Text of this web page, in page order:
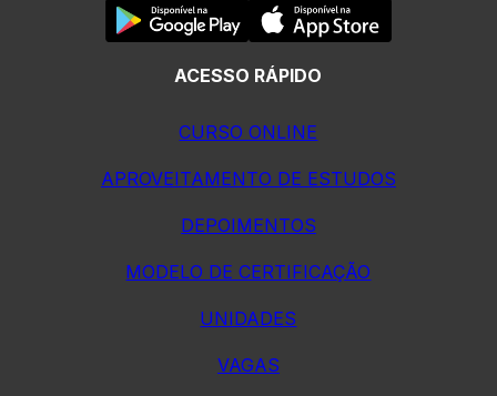
ACESSO RÁPIDO
CURSO ONLINE
APROVEITAMENTO DE ESTUDOS
DEPOIMENTOS
MODELO DE CERTIFICAÇÃO
UNIDADES
VAGAS